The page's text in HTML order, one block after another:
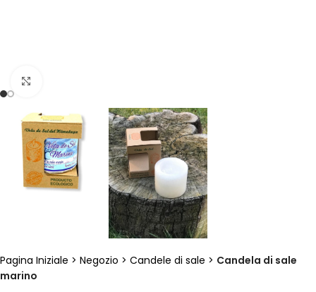
Pagina Iniziale > Negozio > Candele di sale > Candela di sale
marino